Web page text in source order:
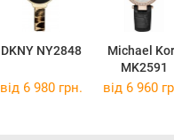
DKNY NY2848
Michael
MK2591
від 6 980 грн. від 6 960